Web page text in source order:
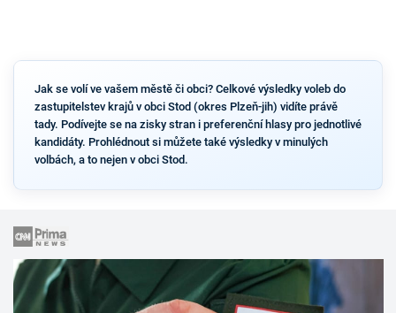
Jak se volí ve vašem městě či obci? Celkové výsledky voleb do
zastupitelstev krajů v obci Stod (okres Plzeň-jih) vidíte právě
tady. Podívejte se na zisky stran i preferenční hlasy pro jednotlivé
kandidáty. Prohlédnout si můžete také výsledky v minulých
volbách, a to nejen v obci Stod.